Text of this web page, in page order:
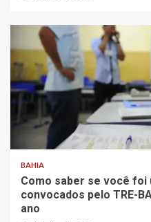
BAHIA
Como saber se você foi
convocados pelo TRE-
ano